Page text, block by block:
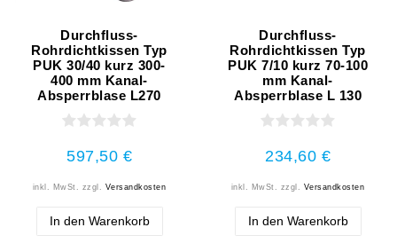
Durchfluss-
Rohrdichtkissen Typ
PUK 30/40 kurz 300-
400 mm Kanal-
Absperrblase L270
597,50 €
inkl. MwSt. zzgl. Versandkosten
In den Warenkorb
Durchfluss-
Rohrdichtkissen Typ
PUK 7/10 kurz 70-100
mm Kanal-
Absperrblase L 130
234,60 €
inkl. MwSt. zzgl. Versandkosten
In den Warenkorb